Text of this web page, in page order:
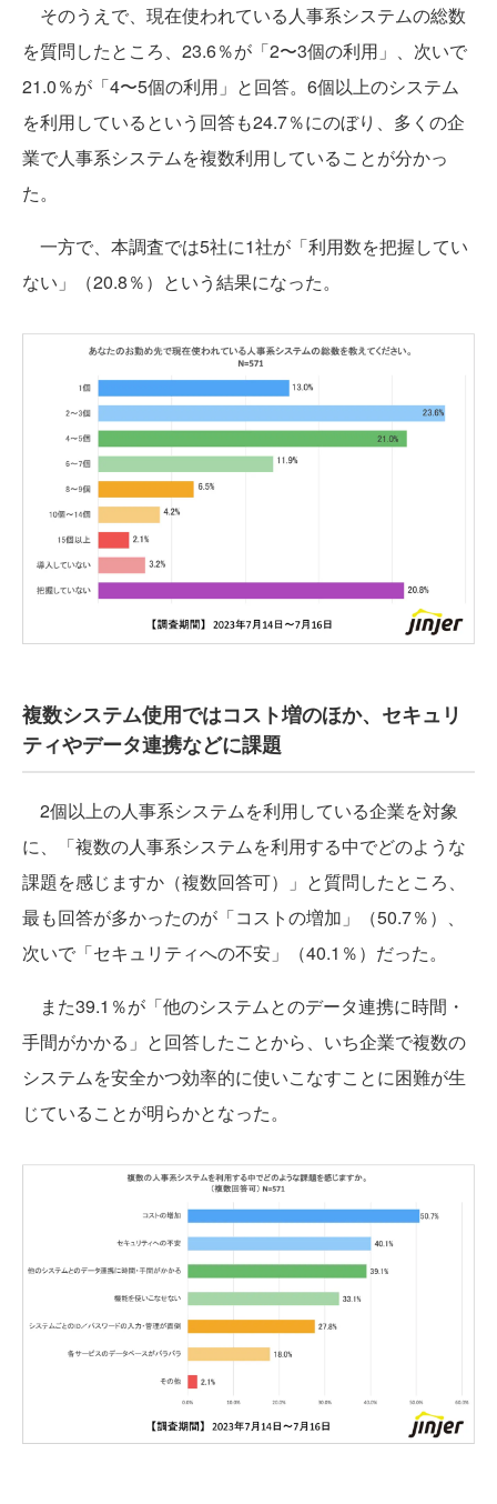
そのうえで、現在使われている人事系システムの総数
を質問したところ、23.6％が「2〜3個の利用」、次いで
21.0％が「4〜5個の利用」と回答。6個以上のシステム
を利用しているという回答も24.7％にのぼり、多くの企
業で人事系システムを複数利用していることが分かっ
た。
一方で、本調査では5社に1社が「利用数を把握してい
ない」（20.8％）という結果になった。
複数システム使用ではコスト増のほか、セキュリ
ティやデータ連携などに課題
2個以上の人事系システムを利用している企業を対象
に、「複数の人事系システムを利用する中でどのような
課題を感じますか（複数回答可）」と質問したところ、
最も回答が多かったのが「コストの増加」（50.7％）、
次いで「セキュリティへの不安」（40.1％）だった。
また39.1％が「他のシステムとのデータ連携に時間・
手間がかかる」と回答したことから、いち企業で複数の
システムを安全かつ効率的に使いこなすことに困難が生
じていることが明らかとなった。